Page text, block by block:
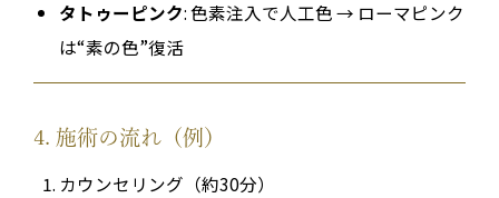
タトゥーピンク: 色素注入で人工色 → ローマピンク
は“素の色”復活
4. 施術の流れ（例）
カウンセリング（約30分）